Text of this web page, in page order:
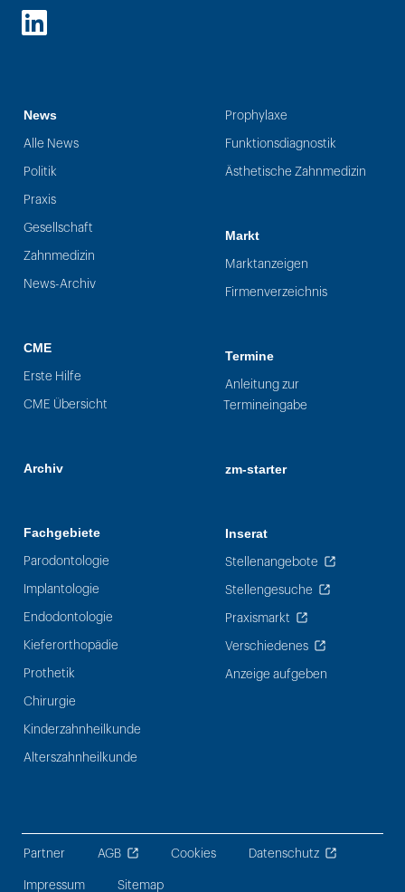
LinkedIn
News
Alle News
Politik
Praxis
Gesellschaft
Zahnmedizin
News-Archiv
CME
Erste Hilfe
CME Übersicht
Archiv
Fachgebiete
Parodontologie
Implantologie
Endodontologie
Kieferorthopädie
Prothetik
Chirurgie
Kinderzahnheilkunde
Alterszahnheilkunde
Prophylaxe
Funktionsdiagnostik
Ästhetische Zahnmedizin
Markt
Marktanzeigen
Firmenverzeichnis
Termine
Anleitung zur
Termineingabe
zm-starter
Inserat
Stellenangebote
Stellengesuche
Praxismarkt
Verschiedenes
Anzeige aufgeben
Partner AGB Cookies Datenschutz
Impressum Sitemap